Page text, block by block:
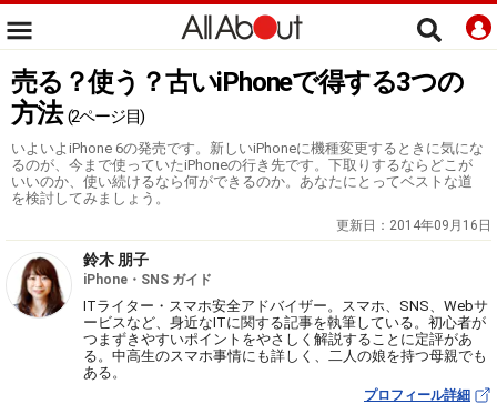
売る？使う？古いiPhoneで得する3つの
方法 (2ページ目)
いよいよiPhone 6の発売です。新しいiPhoneに機種変更するときに気にな
るのが、今まで使っていたiPhoneの行き先です。下取りするならどこが
いいのか、使い続けるなら何ができるのか。あなたにとってベストな道
を検討してみましょう。
更新日： 2014年09月16日
鈴木 朋子
iPhone・SNS ガイド
ITライター・スマホ安全アドバイザー。スマホ、SNS、Webサ
ービスなど、身近なITに関する記事を執筆している。初心者が
つまずきやすいポイントをやさしく解説することに定評があ
る。中高生のスマホ事情にも詳しく、二人の娘を持つ母親でも
ある。
プロフィール詳細